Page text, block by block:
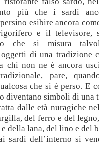
più che i sardi
esibire ancora
e il televisore,
che si misura
oggetti di una tradizione
chi non ne è ancora
pare,
che si è perso. E
diventano simboli di una
dalle età nuragiche
del ferro e del
della lana, del lino e del
sardi dell’interno si